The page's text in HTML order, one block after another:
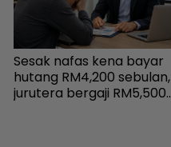
Sesak nafas kena bayar
hutang RM4,200 sebulan,
jurutera bergaji RM5,500